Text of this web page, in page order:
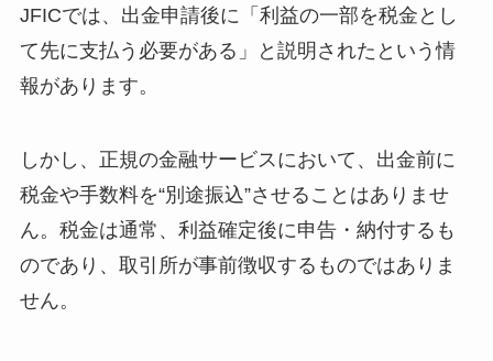
JFICでは、出金申請後に「利益の一部を税金とし
て先に支払う必要がある」と説明されたという情
報があります。
しかし、正規の金融サービスにおいて、出金前に
税金や手数料を“別途振込”させることはありませ
ん。税金は通常、利益確定後に申告・納付するも
のであり、取引所が事前徴収するものではありま
せん。